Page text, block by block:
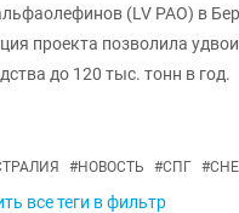
(LV PAO) в
проекта позволила
до 120 тыс. тонн в год.
#НОВОСТЬ #СПГ #
все теги в фильтр